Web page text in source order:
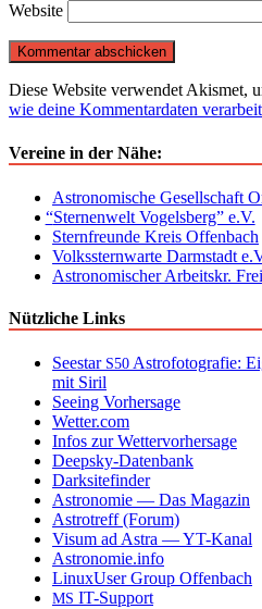
Website
Diese Website verwendet Akismet,
wie deine Kommentardaten
Vereine in der Nähe:
Astronomische Gesellschaft
“Sternenwelt Vogelsberg” e.V.
Sternfreunde Kreis Offenbach
Volkssternwarte Darmstadt
Astronomischer Arbeitskr.
Nützliche Links
Seestar S50 Astrofotografie:
mit Siril
Seeing Vorhersage
Wetter.com
Infos zur Wettervorhersage
Deepsky-Datenbank
Darksitefinder
Astronomie — Das Magazin
Astrotreff (Forum)
Visum ad Astra — YT-Kanal
Astronomie.info
LinuxUser Group Offenbach
MS IT-Support